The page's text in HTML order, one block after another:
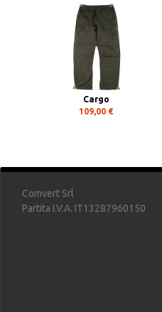
Cargo
109,00 €
Comvert Srl
Partita I.V.A. IT13287960150